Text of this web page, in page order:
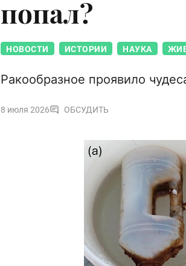
попал?
НОВОСТИ ИСТОРИИ НАУКА
Ракообразное проявило
8 июля 2026 ОБСУДИТЬ